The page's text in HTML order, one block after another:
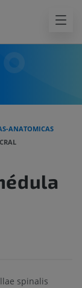
ANATOMICAS
spinalis